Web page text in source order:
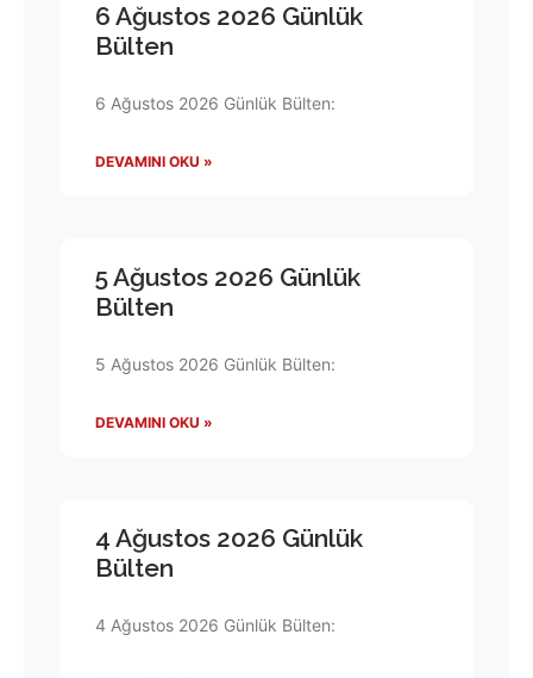
6 Ağustos 2026 Günlük
Bülten
6 Ağustos 2026 Günlük Bülten:
DEVAMINI OKU »
5 Ağustos 2026 Günlük
Bülten
5 Ağustos 2026 Günlük Bülten:
DEVAMINI OKU »
4 Ağustos 2026 Günlük
Bülten
4 Ağustos 2026 Günlük Bülten: